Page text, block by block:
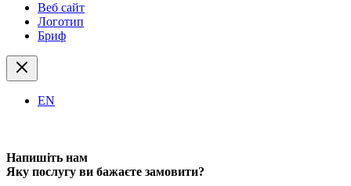
Веб сайт
Логотип
Бриф
EN
Напишіть нам
Яку послугу ви бажаєте замовити?